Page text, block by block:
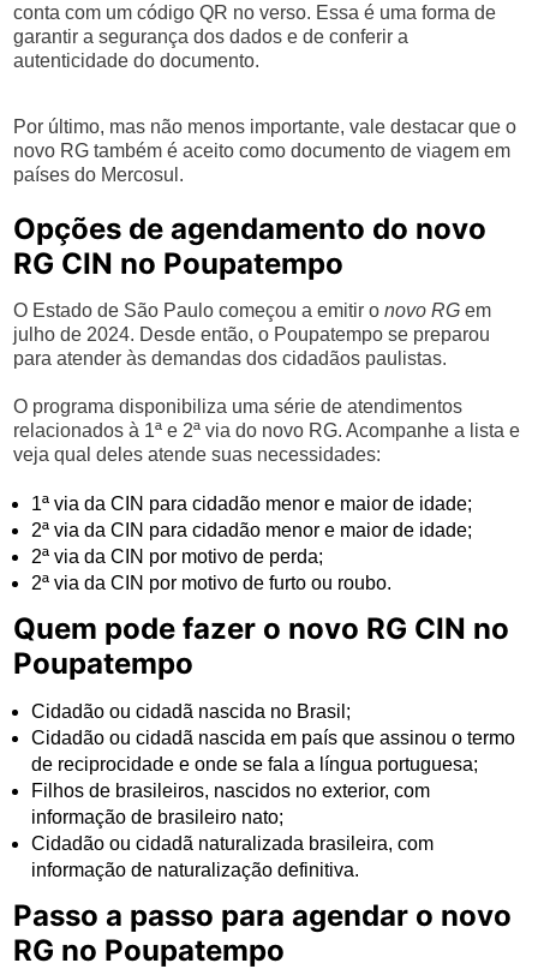
conta com um código QR no verso. Essa é uma forma de
garantir a segurança dos dados e de conferir a
autenticidade do documento.
Por último, mas não menos importante, vale destacar que o
novo RG também é aceito como documento de viagem em
países do Mercosul.
Opções de agendamento do novo
RG CIN no Poupatempo
O Estado de São Paulo começou a emitir onovo RG em
julho de 2024. Desde então, o Poupatempo se preparou
para atender às demandas dos cidadãos paulistas.
O programa disponibiliza uma série de atendimentos
relacionados à 1ª e 2ª via do novo RG. Acompanhe a lista e
veja qual deles atende suas necessidades:
1ª via da CIN para cidadão menor e maior de idade;
2ª via da CIN para cidadão menor e maior de idade;
2ª via da CIN por motivo de perda;
2ª via da CIN por motivo de furto ou roubo.
Quem pode fazer o novo RG CIN no
Poupatempo
Cidadão ou cidadã nascida no Brasil;
Cidadão ou cidadã nascida em país que assinou o termo
de reciprocidade e onde se fala a língua portuguesa;
Filhos de brasileiros, nascidos no exterior, com
informação de brasileiro nato;
Cidadão ou cidadã naturalizada brasileira, com
informação de naturalização definitiva.
Passo a passo para agendar o novo
RG no Poupatempo